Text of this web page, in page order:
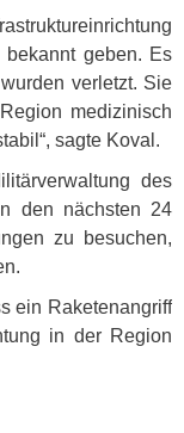
geben. Es
verletzt. Sie
medizinisch
sagte Koval.
des
den nächsten 24
zu besuchen,
ein Raketenangriff
in der Region